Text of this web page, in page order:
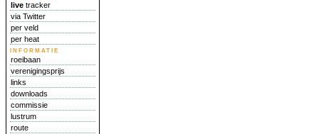
live tracker
via Twitter
per veld
per heat
informatie
roeibaan
verenigingsprijs
links
downloads
commissie
lustrum
route